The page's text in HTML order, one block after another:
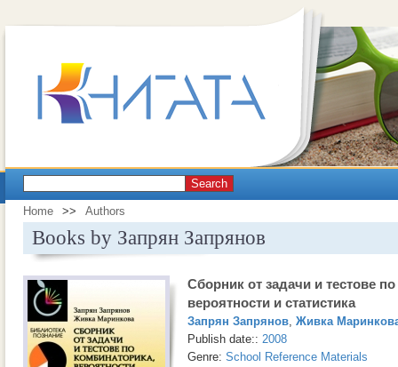
Search
Home >> Authors
Books by Запрян Запрянов
Сборник от задачи и тестове
вероятности и статистика
Запрян Запрянов, Живка
Publish date:: 2008
Genre: School Reference Materials